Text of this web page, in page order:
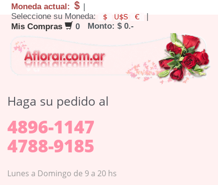
Moneda actual:
|
Seleccione su Moneda:
|
Mis Compras
0 Monto: $ 0.-
Haga su pedido al
4896-1147
4788-9185
Lunes a Domingo de 9 a 20 hs